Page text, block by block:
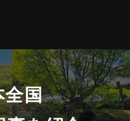
全国